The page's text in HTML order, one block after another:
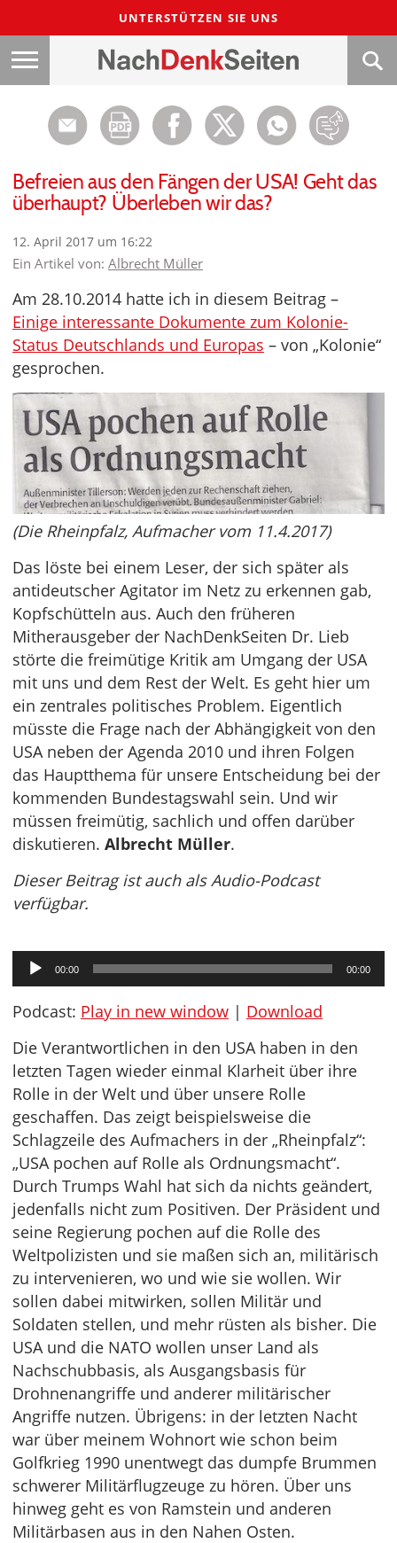
UNTERSTÜTZEN SIE UNS
Befreien aus den Fängen der USA! Geht das
überhaupt? Überleben wir das?
12. April 2017 um 16:22
Ein Artikel von: Albrecht Müller
Am 28.10.2014 hatte ich in diesem Beitrag –
Einige interessante Dokumente zum Kolonie-
Status Deutschlands und Europas – von „Kolonie“
gesprochen.
(Die Rheinpfalz, Aufmacher vom 11.4.2017)
Das löste bei einem Leser, der sich später als
antideutscher Agitator im Netz zu erkennen gab,
Kopfschütteln aus. Auch den früheren
Mitherausgeber der NachDenkSeiten Dr. Lieb
störte die freimütige Kritik am Umgang der USA
mit uns und dem Rest der Welt. Es geht hier um
ein zentrales politisches Problem. Eigentlich
müsste die Frage nach der Abhängigkeit von den
USA neben der Agenda 2010 und ihren Folgen
das Hauptthema für unsere Entscheidung bei der
kommenden Bundestagswahl sein. Und wir
müssen freimütig, sachlich und offen darüber
diskutieren. Albrecht Müller.
Dieser Beitrag ist auch als Audio-Podcast
verfügbar.
Audio-
Player
00:00 00:00
Podcast: Play in new window | Download
Die Verantwortlichen in den USA haben in den
letzten Tagen wieder einmal Klarheit über ihre
Rolle in der Welt und über unsere Rolle
geschaffen. Das zeigt beispielsweise die
Schlagzeile des Aufmachers in der „Rheinpfalz“:
„USA pochen auf Rolle als Ordnungsmacht“.
Durch Trumps Wahl hat sich da nichts geändert,
jedenfalls nicht zum Positiven. Der Präsident und
seine Regierung pochen auf die Rolle des
Weltpolizisten und sie maßen sich an, militärisch
zu intervenieren, wo und wie sie wollen. Wir
sollen dabei mitwirken, sollen Militär und
Soldaten stellen, und mehr rüsten als bisher. Die
USA und die NATO wollen unser Land als
Nachschubbasis, als Ausgangsbasis für
Drohnenangriffe und anderer militärischer
Angriffe nutzen. Übrigens: in der letzten Nacht
war über meinem Wohnort wie schon beim
Golfkrieg 1990 unentwegt das dumpfe Brummen
schwerer Militärflugzeuge zu hören. Über uns
hinweg geht es von Ramstein und anderen
Militärbasen aus in den Nahen Osten.